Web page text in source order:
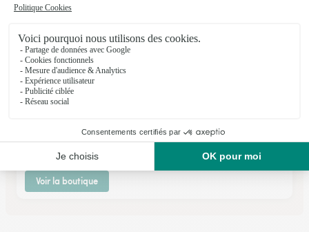
Quelques Fleurs
★★★★★4.5 (38)
4, place Commandant Seymour
Voir la boutique